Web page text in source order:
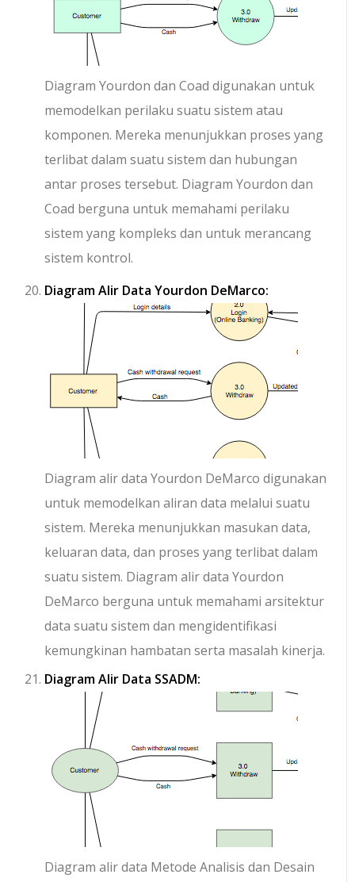
Diagram Yourdon dan Coad digunakan untuk
memodelkan perilaku suatu sistem atau
komponen. Mereka menunjukkan proses yang
terlibat dalam suatu sistem dan hubungan
antar proses tersebut. Diagram Yourdon dan
Coad berguna untuk memahami perilaku
sistem yang kompleks dan untuk merancang
sistem kontrol.
Diagram Alir Data Yourdon DeMarco:
Diagram alir data Yourdon DeMarco digunakan
untuk memodelkan aliran data melalui suatu
sistem. Mereka menunjukkan masukan data,
keluaran data, dan proses yang terlibat dalam
suatu sistem. Diagram alir data Yourdon
DeMarco berguna untuk memahami arsitektur
data suatu sistem dan mengidentifikasi
kemungkinan hambatan serta masalah kinerja.
Diagram Alir Data SSADM:
Diagram alir data Metode Analisis dan Desain